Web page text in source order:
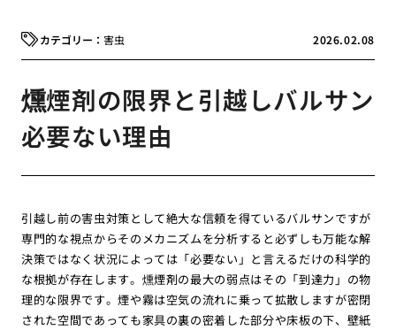
2026.02.08
害虫
燻煙剤の限界と引越しバルサン
必要ない理由
引越し前の害虫対策として絶大な信頼を得ているバルサンですが
専門的な視点からそのメカニズムを分析すると必ずしも万能な解
決策ではなく状況によっては「必要ない」と言えるだけの科学的
な根拠が存在します。燻煙剤の最大の弱点はその「到達力」の物
理的な限界です。煙や霧は空気の流れに乗って拡散しますが密閉
された空間であっても家具の裏の密着した部分や床板の下、壁紙